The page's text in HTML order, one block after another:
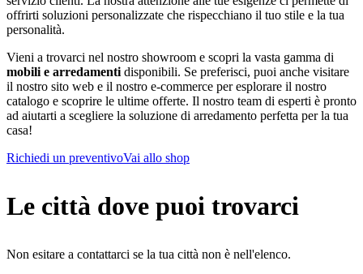
offrirti soluzioni personalizzate che rispecchiano il tuo stile e la tua
personalità.
Vieni a trovarci nel nostro showroom e scopri la vasta gamma di
mobili e arredamenti disponibili. Se preferisci, puoi anche visitare
il nostro sito web e il nostro e-commerce per esplorare il nostro
catalogo e scoprire le ultime offerte. Il nostro team di esperti è pronto
ad aiutarti a scegliere la soluzione di arredamento perfetta per la tua
casa!
Richiedi un preventivoVai allo shop
Le città dove puoi trovarci
Non esitare a contattarci se la tua città non è nell'elenco.